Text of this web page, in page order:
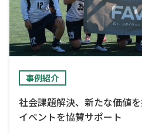
事例紹介
社会課題解決、新たな価値
イベントを協賛サポート